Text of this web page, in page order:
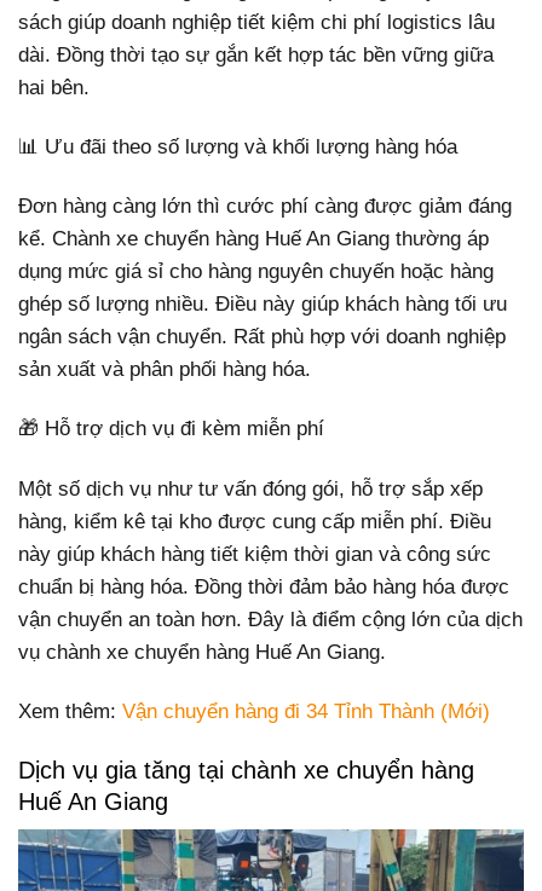
sách giúp doanh nghiệp tiết kiệm chi phí logistics lâu
dài. Đồng thời tạo sự gắn kết hợp tác bền vững giữa
hai bên.
📊 Ưu đãi theo số lượng và khối lượng hàng hóa
Đơn hàng càng lớn thì cước phí càng được giảm đáng
kể. Chành xe chuyển hàng Huế An Giang thường áp
dụng mức giá sỉ cho hàng nguyên chuyến hoặc hàng
ghép số lượng nhiều. Điều này giúp khách hàng tối ưu
ngân sách vận chuyển. Rất phù hợp với doanh nghiệp
sản xuất và phân phối hàng hóa.
🎁 Hỗ trợ dịch vụ đi kèm miễn phí
Một số dịch vụ như tư vấn đóng gói, hỗ trợ sắp xếp
hàng, kiểm kê tại kho được cung cấp miễn phí. Điều
này giúp khách hàng tiết kiệm thời gian và công sức
chuẩn bị hàng hóa. Đồng thời đảm bảo hàng hóa được
vận chuyển an toàn hơn. Đây là điểm cộng lớn của dịch
vụ chành xe chuyển hàng Huế An Giang.
Xem thêm: Vận chuyển hàng đi 34 Tỉnh Thành (Mới)
Dịch vụ gia tăng tại chành xe chuyển hàng
Huế An Giang